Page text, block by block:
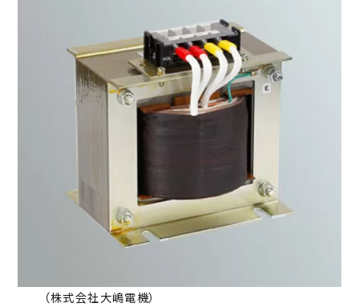
（株式会社大嶋電機）